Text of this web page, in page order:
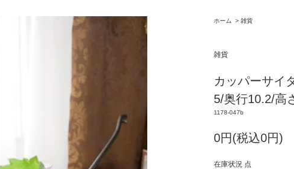
ホーム > 雑貨
雑貨
カッパーサイ
5/奥行10.2/高
1178-047b
0円(税込0円)
在庫状況 点